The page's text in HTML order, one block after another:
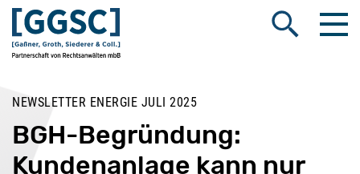
Suche öffnen
NEWSLETTER ENERGIE JULI 2025
BGH-Begründung:
Kundenanlage kann nur